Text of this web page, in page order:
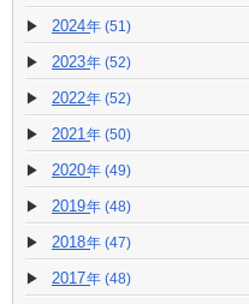
2024 (51)
2023 (52)
2022 (52)
2021 (50)
2020 (49)
2019 (48)
2018 (47)
2017 (48)